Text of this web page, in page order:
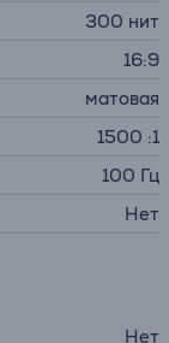
300 нит
16:9
матовая
1500 :1
100 Гц
Нет
Нет